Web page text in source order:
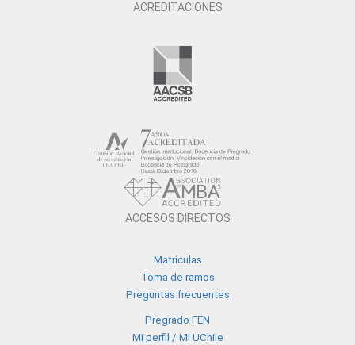
ACREDITACIONES
ACCESOS DIRECTOS
Matrículas
Toma de ramos
Preguntas frecuentes
Pregrado FEN
Mi perfil / Mi UChile